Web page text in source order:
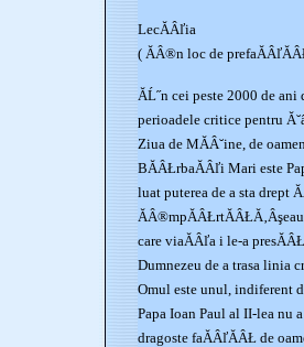
LecĂÂľia
( ĂÂ®n loc de
ĂĹ˝n cei peste 2000 de
perioadele critice pentru
Ziua de MĂÂ˘ine, de
BĂÂŁrbaĂÂľi Mari este
luat puterea de a sta drept
care viaĂÂľa i le-a
Dumnezeu de a trasa linia
Omul este unul, indiferent
Papa Ioan Paul al II-lea nu
dragoste faĂÂľĂÂŁ de